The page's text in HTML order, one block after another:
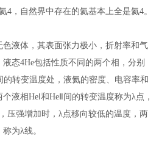
4，自然界中存在的氦基本上全是氦4。
液体，其表面张力极小，折射率和气
态4He包括性质不同的两个相，分别
的转变温度处，液氦的密度、电容率和
液相HeⅠ和HeⅡ间的转变温度称为λ点，
压强增加时，λ点移向较低的温度，两
为λ线。